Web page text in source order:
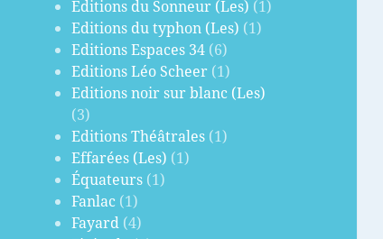
Editions du Sonneur (Les) (1)
Editions du typhon (Les) (1)
Editions Espaces 34 (6)
Editions Léo Scheer (1)
Editions noir sur blanc (Les)
(3)
Editions Théâtrales (1)
Effarées (Les) (1)
Équateurs (1)
Fanlac (1)
Fayard (4)